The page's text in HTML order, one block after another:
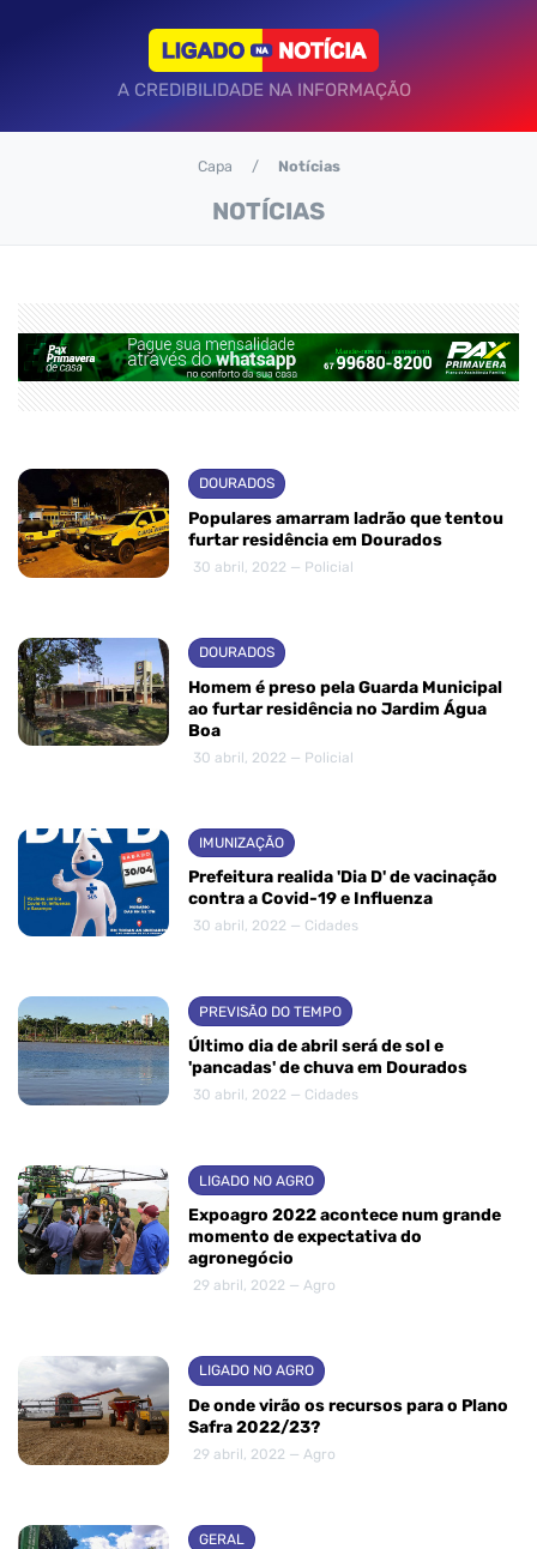
A CREDIBILIDADE NA INFORMAÇÃO
NOTÍCIAS
Capa Notícias
DOURADOS
Populares amarram ladrão que tentou
furtar residência em Dourados
30 abril, 2022 — Policial
DOURADOS
Homem é preso pela Guarda Municipal
ao furtar residência no Jardim Água
Boa
30 abril, 2022 — Policial
IMUNIZAÇÃO
Prefeitura realida 'Dia D' de vacinação
contra a Covid-19 e Influenza
30 abril, 2022 — Cidades
PREVISÃO DO TEMPO
Último dia de abril será de sol e
'pancadas' de chuva em Dourados
30 abril, 2022 — Cidades
LIGADO NO AGRO
Expoagro 2022 acontece num grande
momento de expectativa do
agronegócio
29 abril, 2022 — Agro
LIGADO NO AGRO
De onde virão os recursos para o Plano
Safra 2022/23?
29 abril, 2022 — Agro
GERAL